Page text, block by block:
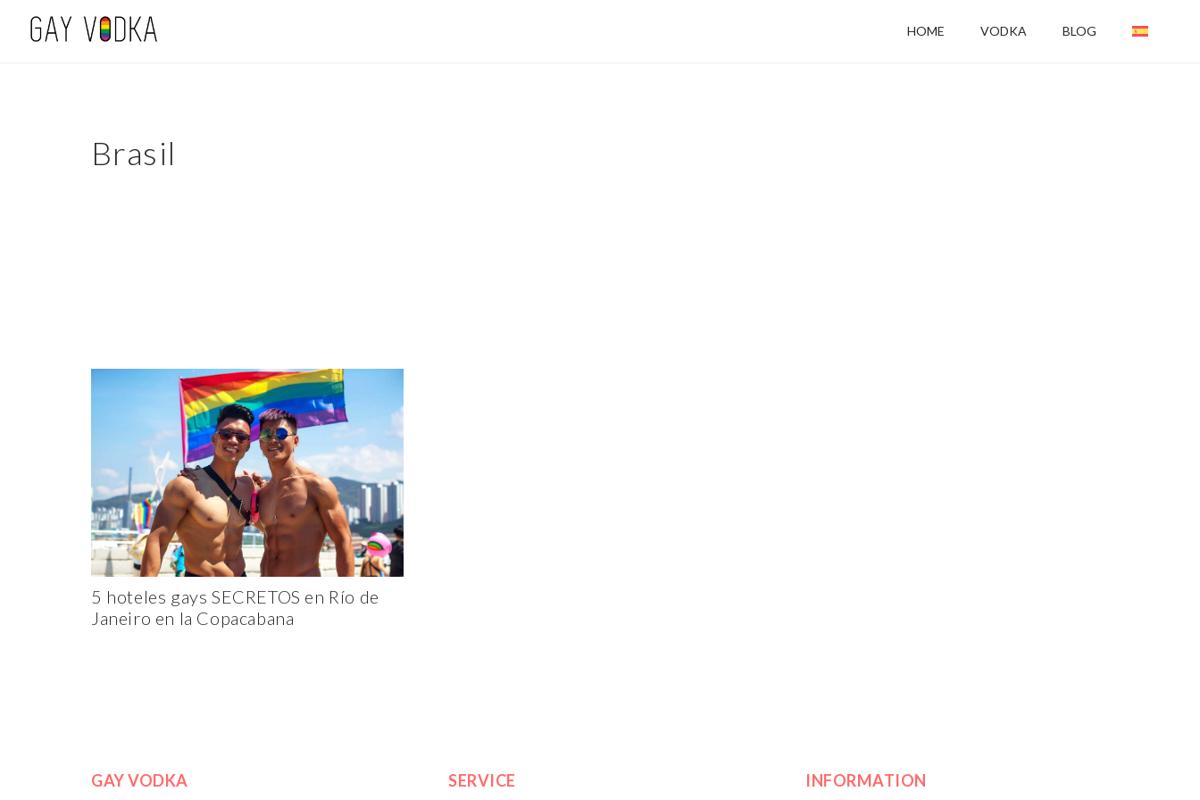
HOME VODKA BLOG
Brasil
5 hoteles gays SECRETOS en Río de
Janeiro en la Copacabana
GAY VODKA SERVICE INFORMATION